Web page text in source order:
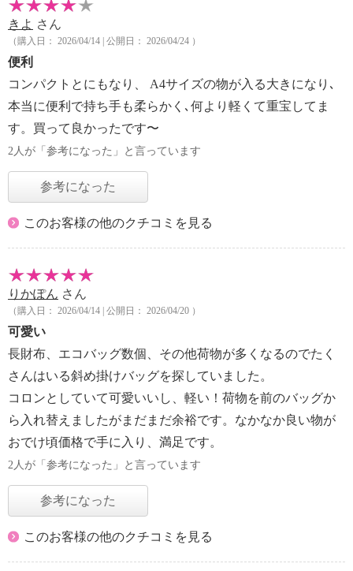
きよ さん
（購入日： 2026/04/14 | 公開日： 2026/04/24 ）
便利
コンパクトとにもなり、 A4サイズの物が入る大きになり､
本当に便利で持ち手も柔らかく､何より軽くて重宝してま
す。買って良かったです〜
2人が「参考になった」と言っています
参考になった
このお客様の他のクチコミを見る
りかぽん さん
（購入日： 2026/04/14 | 公開日： 2026/04/20 ）
可愛い
長財布、エコバッグ数個、その他荷物が多くなるのでたく
さんはいる斜め掛けバッグを探していました。
コロンとしていて可愛いいし、軽い！荷物を前のバッグか
ら入れ替えましたがまだまだ余裕です。なかなか良い物が
おでけ頃価格で手に入り、満足です。
2人が「参考になった」と言っています
参考になった
このお客様の他のクチコミを見る